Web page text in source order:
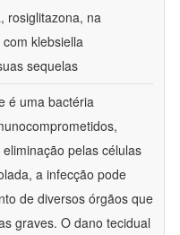
rosiglitazona, na
klebsiella
sequelas
é uma bactéria
pelas células
a infecção pode
de diversos órgãos que
graves. O dano tecidual